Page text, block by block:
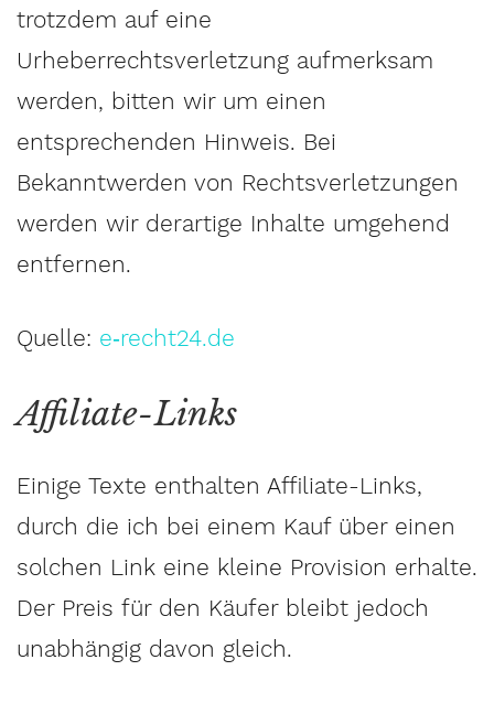
trotzdem auf eine
Urheberrechtsverletzung aufmerksam
werden, bitten wir um einen
entsprechenden Hinweis. Bei
Bekanntwerden von Rechtsverletzungen
werden wir derartige Inhalte umgehend
entfernen.
Quelle: e‑recht24.de
Affiliate-Links
Einige Texte enthalten Affiliate-Links,
durch die ich bei einem Kauf über einen
solchen Link eine kleine Provision erhalte.
Der Preis für den Käufer bleibt jedoch
unabhängig davon gleich.